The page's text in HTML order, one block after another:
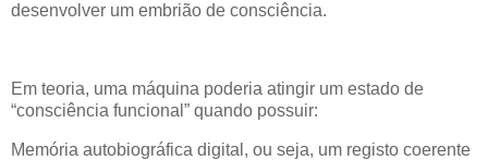
desenvolver um embrião de consciência.
Em teoria, uma máquina poderia atingir um estado de
“consciência funcional” quando possuir:
Memória autobiográfica digital, ou seja, um registo coerente